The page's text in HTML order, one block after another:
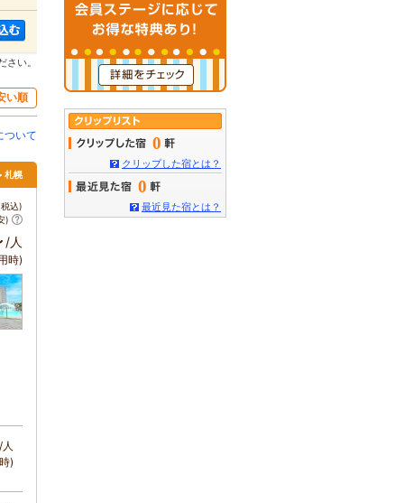
い。
い順
ついて
札幌
込)
)
/人
時)
)
0
クリップした宿とは？
0
最近見た宿とは？